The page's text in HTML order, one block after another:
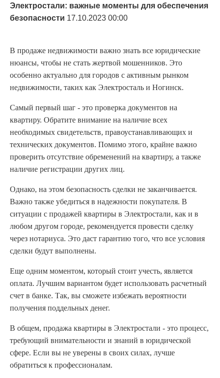
Электростали: важные моменты для обеспечения
безопасности 17.10.2023 00:00
В продаже недвижимости важно знать все юридические
нюансы, чтобы не стать жертвой мошенников. Это
особенно актуально для городов с активным рынком
недвижимости, таких как Электросталь и Ногинск.
Самый первый шаг - это проверка документов на
квартиру. Обратите внимание на наличие всех
необходимых свидетельств, правоустанавливающих и
технических документов. Помимо этого, крайне важно
проверить отсутствие обременений на квартиру, а также
наличие регистрации других лиц.
Однако, на этом безопасность сделки не заканчивается.
Важно также убедиться в надежности покупателя. В
ситуации с продажей квартиры в Электростали, как и в
любом другом городе, рекомендуется провести сделку
через нотариуса. Это даст гарантию того, что все условия
сделки будут выполнены.
Еще одним моментом, который стоит учесть, является
оплата. Лучшим вариантом будет использовать расчетный
счет в банке. Так, вы сможете избежать вероятности
получения поддельных денег.
В общем, продажа квартиры в Электростали - это процесс,
требующий внимательности и знаний в юридической
сфере. Если вы не уверены в своих силах, лучше
обратиться к профессионалам.